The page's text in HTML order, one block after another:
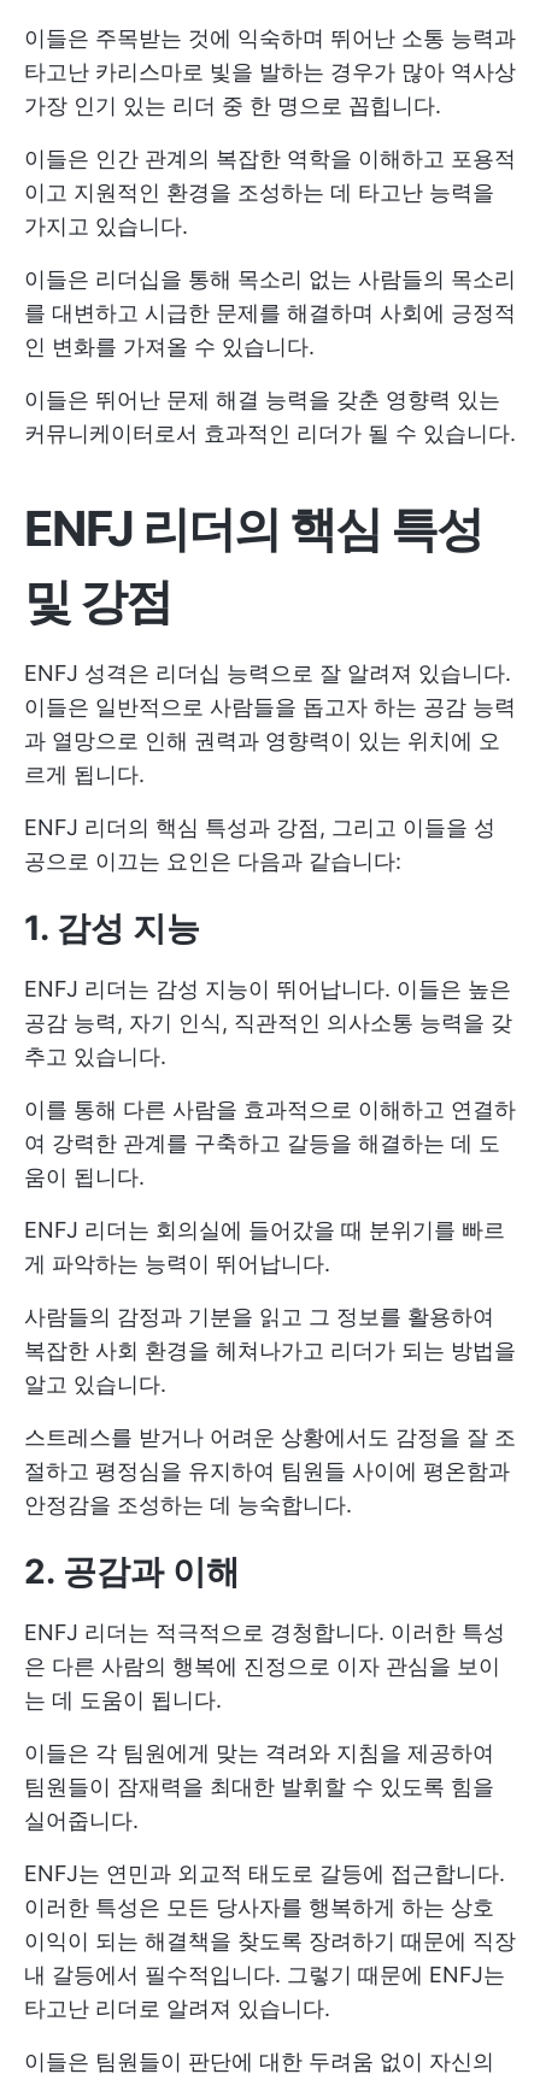
이들은 주목받는 것에 익숙하며 뛰어난 소통 능력과
타고난 카리스마로 빛을 발하는 경우가 많아 역사상
가장 인기 있는 리더 중 한 명으로 꼽힙니다.
이들은 인간 관계의 복잡한 역학을 이해하고 포용적
이고 지원적인 환경을 조성하는 데 타고난 능력을
가지고 있습니다.
이들은 리더십을 통해 목소리 없는 사람들의 목소리
를 대변하고 시급한 문제를 해결하며 사회에 긍정적
인 변화를 가져올 수 있습니다.
이들은 뛰어난 문제 해결 능력을 갖춘 영향력 있는
커뮤니케이터로서 효과적인 리더가 될 수 있습니다.
ENFJ 리더의 핵심 특성
및 강점
ENFJ 성격은 리더십 능력으로 잘 알려져 있습니다.
이들은 일반적으로 사람들을 돕고자 하는 공감 능력
과 열망으로 인해 권력과 영향력이 있는 위치에 오
르게 됩니다.
ENFJ 리더의 핵심 특성과 강점, 그리고 이들을 성
공으로 이끄는 요인은 다음과 같습니다:
1. 감성 지능
ENFJ 리더는 감성 지능이 뛰어납니다. 이들은 높은
공감 능력, 자기 인식, 직관적인 의사소통 능력을 갖
추고 있습니다.
이를 통해 다른 사람을 효과적으로 이해하고 연결하
여 강력한 관계를 구축하고 갈등을 해결하는 데 도
움이 됩니다.
ENFJ 리더는 회의실에 들어갔을 때 분위기를 빠르
게 파악하는 능력이 뛰어납니다.
사람들의 감정과 기분을 읽고 그 정보를 활용하여
복잡한 사회 환경을 헤쳐나가고 리더가 되는 방법을
알고 있습니다.
스트레스를 받거나 어려운 상황에서도 감정을 잘 조
절하고 평정심을 유지하여 팀원들 사이에 평온함과
안정감을 조성하는 데 능숙합니다.
2. 공감과 이해
ENFJ 리더는 적극적으로 경청합니다. 이러한 특성
은 다른 사람의 행복에 진정으로 이자 관심을 보이
는 데 도움이 됩니다.
이들은 각 팀원에게 맞는 격려와 지침을 제공하여
팀원들이 잠재력을 최대한 발휘할 수 있도록 힘을
실어줍니다.
ENFJ는 연민과 외교적 태도로 갈등에 접근합니다.
이러한 특성은 모든 당사자를 행복하게 하는 상호
이익이 되는 해결책을 찾도록 장려하기 때문에 직장
내 갈등에서 필수적입니다. 그렇기 때문에 ENFJ는
타고난 리더로 알려져 있습니다.
이들은 팀원들이 판단에 대한 두려움 없이 자신의